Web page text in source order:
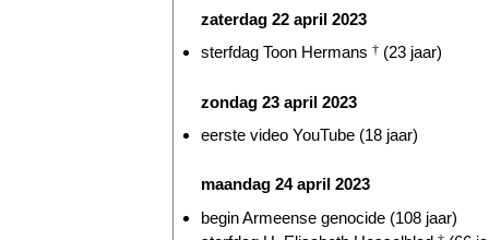
zaterdag 22 april 2023
sterfdag Toon Hermans † (23 jaar)
zondag 23 april 2023
eerste video YouTube (18 jaar)
maandag 24 april 2023
begin Armeense genocide (108 jaar)